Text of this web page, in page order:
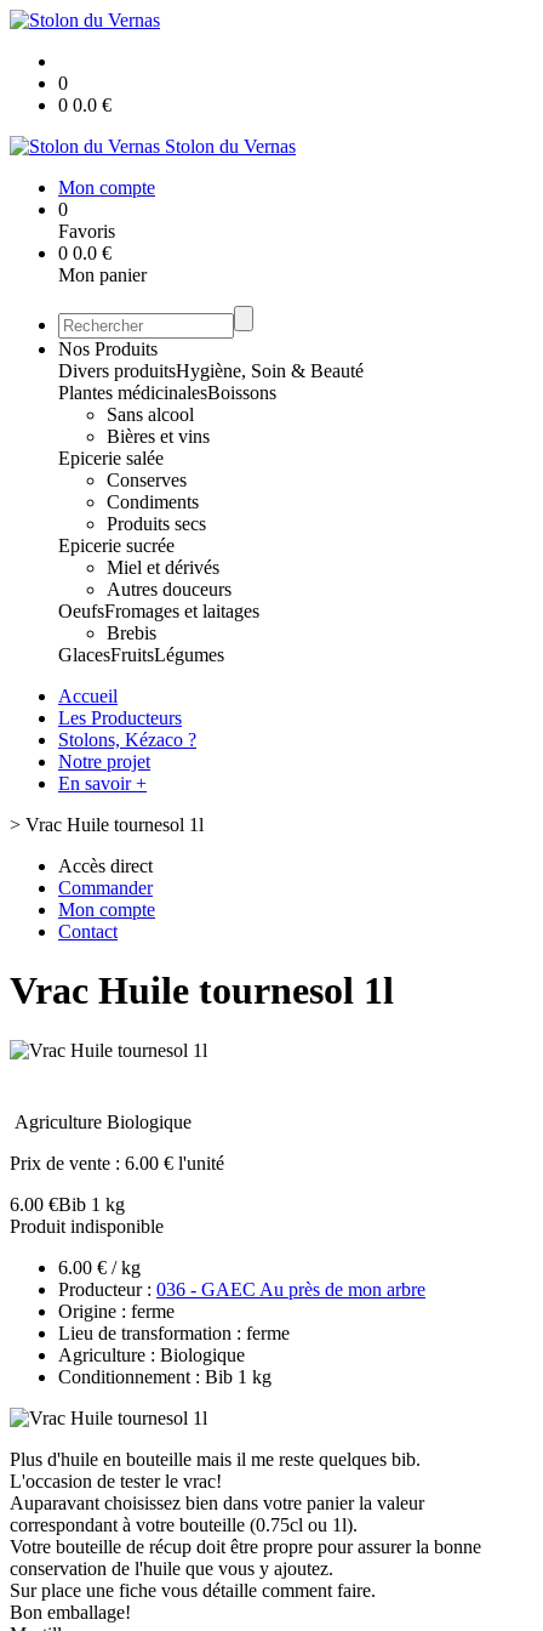
0
0 0.0 €
Stolon du Vernas
Mon compte
0
Favoris
0 0.0 €
Mon panier
Nos Produits
Divers produitsHygiène, Soin & Beauté
Plantes médicinalesBoissons
Sans alcool
Bières et vins
Epicerie salée
Conserves
Condiments
Produits secs
Epicerie sucrée
Miel et dérivés
Autres douceurs
OeufsFromages et laitages
Brebis
GlacesFruitsLégumes
Accueil
Les Producteurs
Stolons, Kézaco ?
Notre projet
En savoir +
> Vrac Huile tournesol 1l
Accès direct
Commander
Mon compte
Contact
Vrac Huile tournesol 1l
Agriculture Biologique
Prix de vente : 6.00 € l'unité
6.00 €Bib 1 kg
Produit indisponible
6.00 € / kg
Producteur : 036 - GAEC Au près de mon arbre
Origine : ferme
Lieu de transformation : ferme
Agriculture : Biologique
Conditionnement : Bib 1 kg
Plus d'huile en bouteille mais il me reste quelques bib.
L'occasion de tester le vrac!
Auparavant choisissez bien dans votre panier la valeur
correspondant à votre bouteille (0.75cl ou 1l).
Votre bouteille de récup doit être propre pour assurer la bonne
conservation de l'huile que vous y ajoutez.
Sur place une fiche vous détaille comment faire.
Bon emballage!